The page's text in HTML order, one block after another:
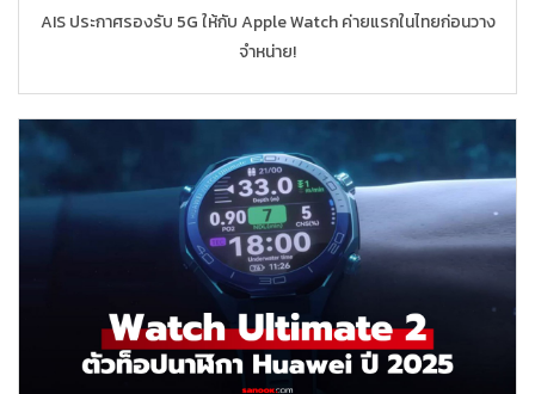
AIS ประกาศรองรับ 5G ให้กับ Apple Watch ค่ายแรกในไทยก่อนวาง
จำหน่าย!